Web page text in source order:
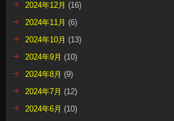
2024年12月 (16)
2024年11月 (6)
2024年10月 (13)
2024年9月 (10)
2024年8月 (9)
2024年7月 (12)
2024年6月 (10)